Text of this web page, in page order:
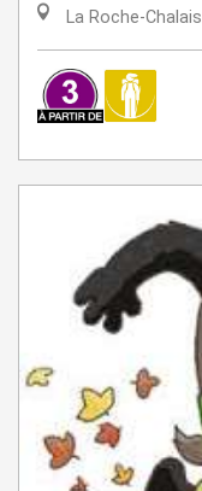
La Roche-Chalais